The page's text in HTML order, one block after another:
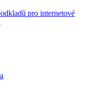
pro internetové